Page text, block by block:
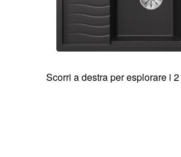
Scorri a destra per esplorare i